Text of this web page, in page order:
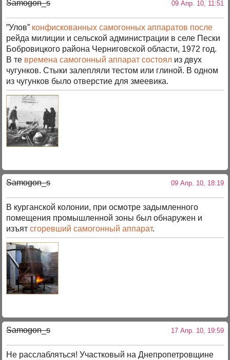
Samogon_s 09 Апр. 10, 11:51
”Улов” конфискованных самогонных аппаратов после
рейда милиции и сельской администрации в селе Пески
Бобровицкого района Черниговской области, 1972 год.
В те времена самогонный аппарат состоял из двух
чугунков. Стыки залепляли тестом или глиной. В одном
из чугунков было отверстие для змеевика.
Samogon_s 09 Апр. 10, 18:19
В курганской колонии, при осмотре задымленного
помещения промышленной зоны был обнаружен и
изъятсгоревший самогонный аппарат.
Samogon_s 17 Апр. 10, 19:59
Не расслабляться! Участковый на Днепропетровщине